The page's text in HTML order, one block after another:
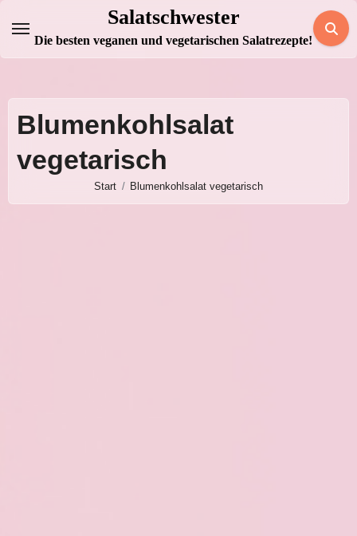
Inhalt
springen
Salatschwester
Die besten veganen und vegetarischen Salatrezepte!
Blumenkohlsalat
vegetarisch
Start Blumenkohlsalat vegetarisch